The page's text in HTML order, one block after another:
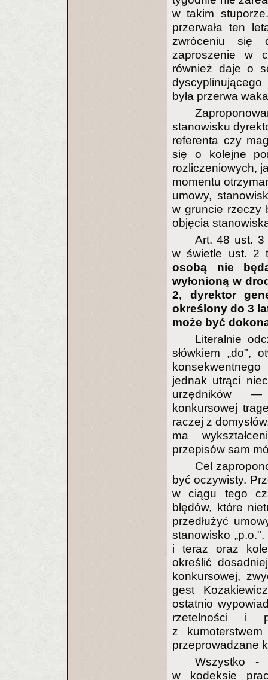
w takim
przerwała ten
zwróceniu się
zaproszenie w
również daje o
dyscyplinującego
była przerwa
stanowisku
referenta czy
się o kolejne
rozliczeniowych,
momentu
umowy,
w gruncie rzeczy
objęcia
Art. 48 ust.
w świetle ust. 2
osobą nie
wyłonioną w
2, dyrektor
określony do 3
może być
Literalnie
słówkiem „do",
jednak utrąci
urzędników —
konkursowej
raczej z
ma
przepisów sam
Cel
być oczywisty.
w ciągu tego
błędów, które
przedłużyć
stanowisko
i teraz oraz
określić
konkursowej,
gest
ostatnio
rzetelności i
z
przeprowadzane
Wszystko
w kodeksie